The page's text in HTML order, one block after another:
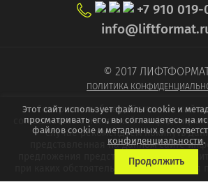
Этот сайт использует файлы cookie и
просматривать его, вы соглашаетесь на
файлов cookie и метаданных в
конфиденциальности.
Продолжить
+7 910 019-
© 2017
ПОЛИТИКА
Совершая любые действия на
соглашаетесь с политикой
случае рекомендуем покинуть
представленная на данном сайте
предложения представлены в
при каких обстоятельствах не являются